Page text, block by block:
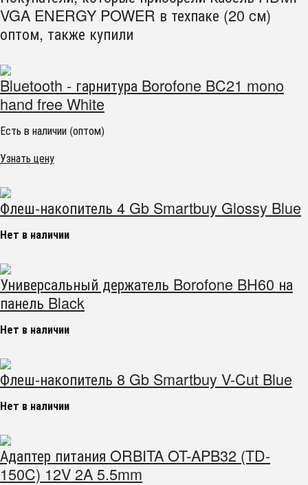
VGA ENERGY POWER в техпаке (20 cм)
оптом, также купили
Bluetooth - гарнитура Borofone BC21 mono
hand free White
Есть в наличии (оптом)
Узнать цену
Флеш-накопитель 4 Gb Smartbuy Glossy Blue
Нет в наличии
Универсальный держатель Borofone BH60 на
панель Black
Нет в наличии
Флеш-накопитель 8 Gb Smartbuy V-Cut Blue
Нет в наличии
Адаптер питания ORBITA OT-APB32 (TD-
150C) 12V 2A 5.5mm